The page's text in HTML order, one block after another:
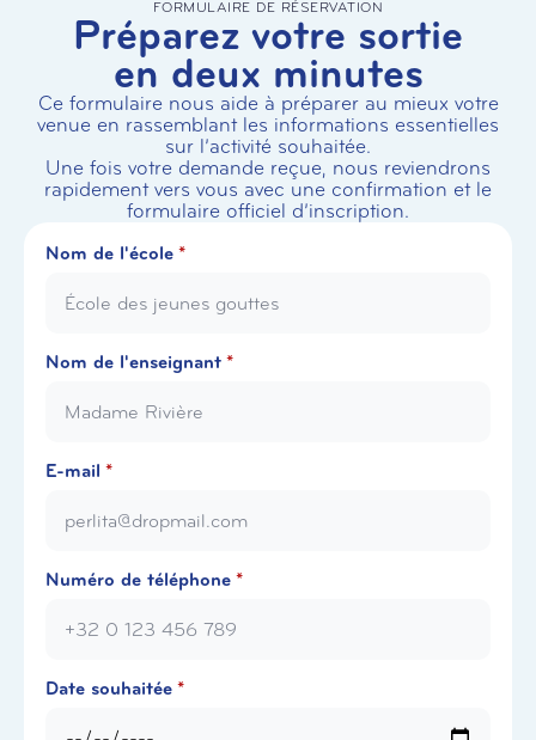
FORMULAIRE DE RÉSERVATION
Préparez votre sortie
en deux minutes
Ce formulaire nous aide à préparer au mieux votre
venue en rassemblant les informations essentielles
sur l’activité souhaitée.
Une fois votre demande reçue, nous reviendrons
rapidement vers vous avec une confirmation et le
formulaire officiel d’inscription.
Nom de l'école *
Nom de l'enseignant *
E-mail *
Numéro de téléphone *
Date souhaitée *